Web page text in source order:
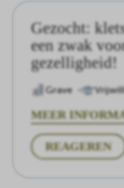
Gezocht:
een zwak
gezelligheid!
Grave
MEER
REAGEREN